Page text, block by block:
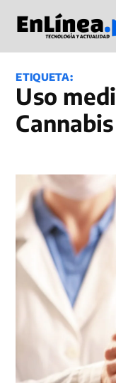
contenido
ETIQUETA:
uso medicinal del
Cannabis